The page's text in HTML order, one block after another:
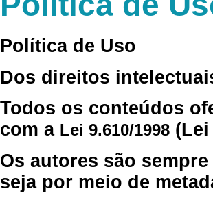
Política de Uso
Dos direitos
Todos os conteúdos
com a Lei 9.610/1998
Os autores são
seja por meio de